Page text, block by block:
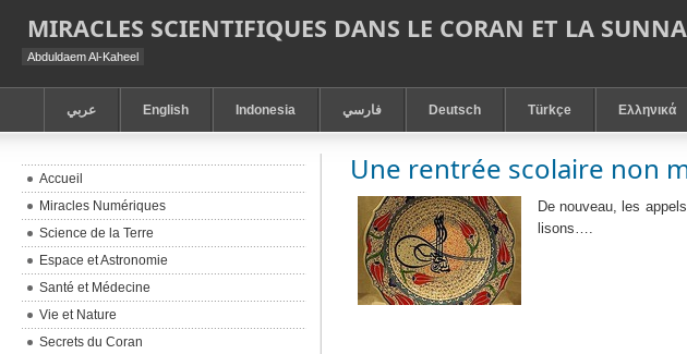
MIRACLES SCIENTIFIQUES DANS LE CORAN ET LA
Abduldaem Al-Kaheel
عربي English Indonesia فارسي Deutsch Türkçe Ελληνικά
Une rentrée scolaire non
De nouveau, les
lisons….
Accueil
Miracles Numériques
Science de la Terre
Espace et Astronomie
Santé et Médecine
Vie et Nature
Secrets du Coran